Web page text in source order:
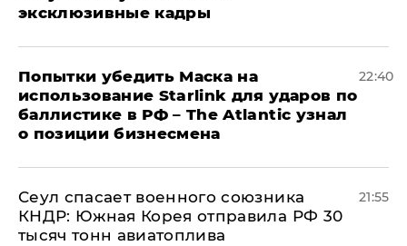
эксклюзивные кадры
Попытки убедить Маска на
использование Starlink для ударов по
баллистике в РФ – The Atlantic узнал
о позиции бизнесмена
22:40
​Сеул спасает военного союзника
КНДР: Южная Корея отправила РФ 30
тысяч тонн авиатоплива
21:55